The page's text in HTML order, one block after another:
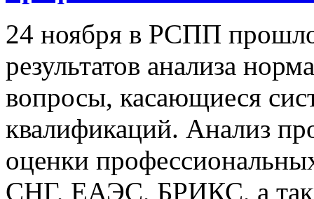
24 ноября в РСПП
результатов анализа
вопросы, касающиеся
квалификаций. Анализ
оценки
СНГ, ЕАЭС, БРИКС, а